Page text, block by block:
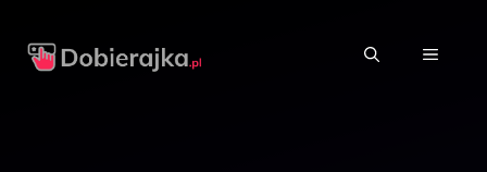
MENU